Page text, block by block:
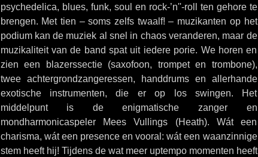
psychedelica, blues, funk, soul en rock-’n''-roll ten gehore te
brengen. Met tien – soms zelfs twaalf! – muzikanten op het
podium kan de muziek al snel in chaos veranderen, maar de
muzikaliteit van de band spat uit iedere porie. We horen en
zien een blazerssectie (saxofoon, trompet en trombone),
twee achtergrondzangeressen, handdrums en allerhande
exotische instrumenten, die er op los swingen. Het
middelpunt is de enigmatische zanger en
mondharmonicaspeler Mees Vullings (Heath). Wát een
charisma, wát een presence en vooral: wát een waanzinnige
stem heeft hij! Tijdens de wat meer uptempo momenten heeft